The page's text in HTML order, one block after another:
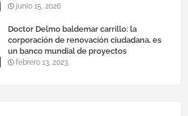
efectivo"
junio 15, 2026
Doctor Delmo baldemar carrillo: la
corporación de renovación ciudadana, es
un banco mundial de proyectos
febrero 13, 2023